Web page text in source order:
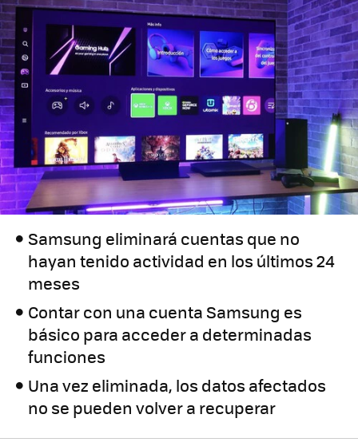
Samsung eliminará cuentas que no
hayan tenido actividad en los últimos 24
meses
Contar con una cuenta Samsung es
básico para acceder a determinadas
funciones
Una vez eliminada, los datos afectados
no se pueden volver a recuperar